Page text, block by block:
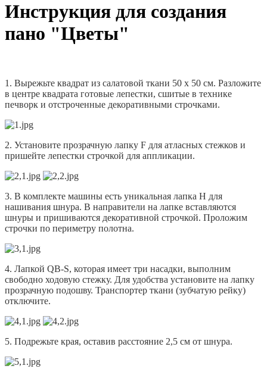
Инструкция для создания
пано "Цветы"
1. Вырежьте квадрат из салатовой ткани 50 x 50 см. Разложите
в центре квадрата готовые лепестки, сшитые в технике
печворк и отстроченные декоративными строчками.
2. Установите прозрачную лапку F для атласных стежков и
пришейте лепестки строчкой для аппликации.
3. В комплекте машины есть уникальная лапка Н для
нашивания шнура. В направители на лапке вставляются
шнуры и пришиваются декоративной строчкой. Проложим
строчки по периметру полотна.
4. Лапкой QB-S, которая имеет три насадки, выполним
свободно ходовую стежку. Для удобства установите на лапку
прозрачную подошву. Транспортер ткани (зубчатую рейку)
отключите.
5. Подрежьте края, оставив расстояние 2,5 см от шнура.